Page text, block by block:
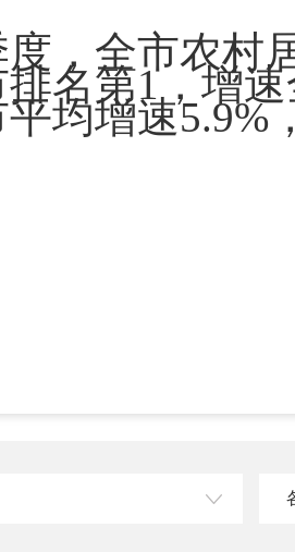
度，全市农村
名第1，增
均增速5.9%